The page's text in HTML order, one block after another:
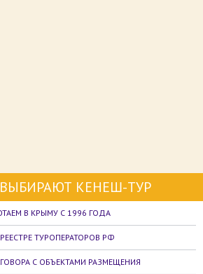
КЕНЕШ-ТУР
В КРЫМУ С 1996 ГОДА
ТУРОПЕРАТОРОВ РФ
С ОБЪЕКТАМИ РАЗМЕЩЕНИЯ